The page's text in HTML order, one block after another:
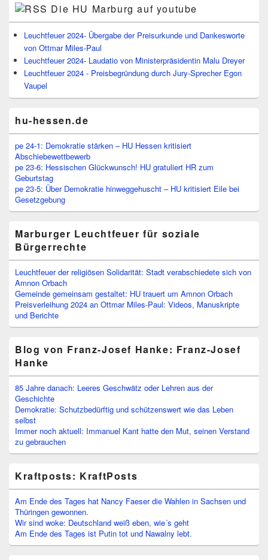
Die HU Marburg auf youtube
Leuchtfeuer 2024- Übergabe der Preisurkunde und Dankesworte
von Ottmar Miles-Paul
Leuchtfeuer 2024- Laudatio von Ministerpräsidentin Malu Dreyer
Leuchtfeuer 2024 - Preisbegründung durch Jury-Sprecher Egon
Vaupel
hu-hessen.de
pe 24-1: Demokratie stärken – HU Hessen kritisiert
Abschiebewettbewerb
pe 23-6: Hessischen Glückwunsch! HU gratuliert HR zum
Geburtstag
pe 23-5: Über Demokratie hinweggehuscht – HU kritisiert Eile bei
Gesetzgebung
Marburger Leuchtfeuer für soziale
Bürgerrechte
Leuchtfeuer der religiösen Solidarität: Stadt verabschiedete sich von
Amnon Orbach
Gemeinde gemeinsam gestaltet: HU trauert um Amnon Orbach
Preisverleihung 2024 an Ottmar Miles-Paul: Videos, Manuskripte
und Berichte
Blog von Franz-Josef Hanke: Franz-Josef
Hanke
85 Jahre danach: Leeres Geschwätz oder Lehren aus der
Geschichte
Demokratie: Schutzbedürftig und schützenswert wie das Leben
selbst
Immer noch aktuell: Immanuel Kant hatte den Mut, seinen Verstand
zu gebrauchen
Kraftposts: KraftPosts
Am Ende des Tages hat Nancy Faeser die Wahlen in Sachsen und
Thüringen gewonnen.
Wir sind woke: Deutschland weiß eben, wie´s geht
Am Ende des Tages ist Putin tot und Nawalny lebt.